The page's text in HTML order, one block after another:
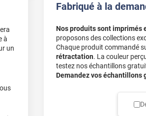
à
un
Fabriqué à la
Nos produits sont imprimés
proposons des collections
Chaque produit commandé
rétractation. La couleur
testez nos échantillons
Demandez vos échantillons